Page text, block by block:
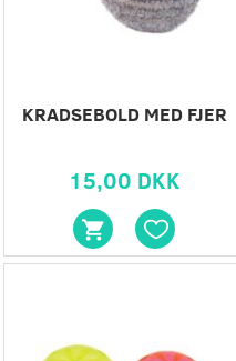
KRADSEBOLD MED FJER
15,00 DKK